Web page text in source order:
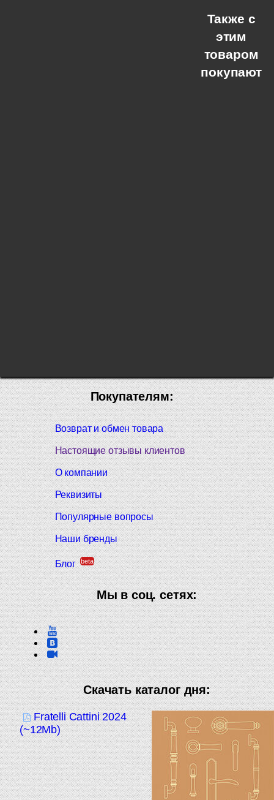
Также с
этим
товаром
покупают
Покупателям:
Возврат и обмен товара
Настоящие отзывы клиентов
О компании
Реквизиты
Популярные вопросы
Наши бренды
Блог beta
Мы в соц. сетях:
Скачать каталог дня:
Fratelli Cattini 2024
(~12Mb)